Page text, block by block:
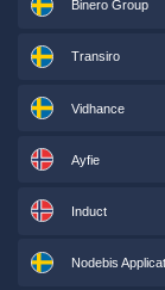
Binero Group
Transiro
Vidhance
Ayfie
Induct
Nodebis